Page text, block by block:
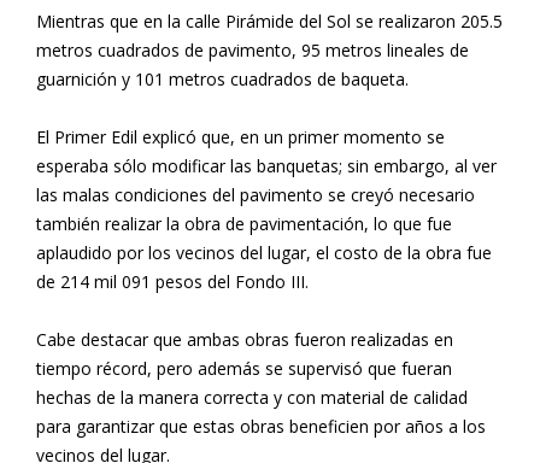
Mientras que en la calle Pirámide del Sol se realizaron 205.5
metros cuadrados de pavimento, 95 metros lineales de
guarnición y 101 metros cuadrados de baqueta.
El Primer Edil explicó que, en un primer momento se
esperaba sólo modificar las banquetas; sin embargo, al ver
las malas condiciones del pavimento se creyó necesario
también realizar la obra de pavimentación, lo que fue
aplaudido por los vecinos del lugar, el costo de la obra fue
de 214 mil 091 pesos del Fondo III.
Cabe destacar que ambas obras fueron realizadas en
tiempo récord, pero además se supervisó que fueran
hechas de la manera correcta y con material de calidad
para garantizar que estas obras beneficien por años a los
vecinos del lugar.